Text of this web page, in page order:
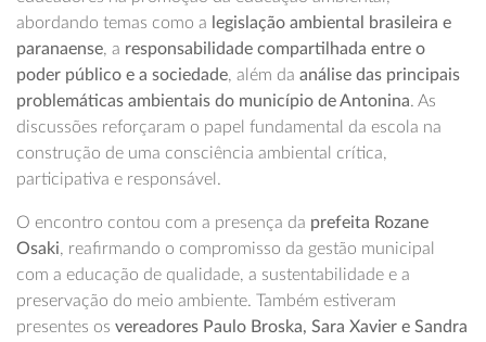
abordando temas como a legislação ambiental brasileira e
paranaense, a responsabilidade compartilhada entre o
poder público e a sociedade, além da análise das principais
problemáticas ambientais do município de Antonina. As
discussões reforçaram o papel fundamental da escola na
construção de uma consciência ambiental crítica,
participativa e responsável.
O encontro contou com a presença da prefeita Rozane
Osaki, reafirmando o compromisso da gestão municipal
com a educação de qualidade, a sustentabilidade e a
preservação do meio ambiente. Também estiveram
presentes os vereadores Paulo Broska, Sara Xavier e Sandra